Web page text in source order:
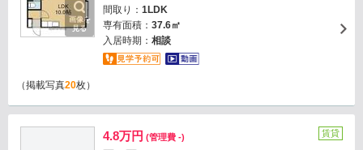
画像を
見る
間取り： 1LDK
専有面積： 37.6㎡
入居時期： 相談
（掲載写真20枚）
4.8万円 (管理費 -) 賃貸